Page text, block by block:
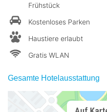
Frühstück
Kostenloses Parken
Haustiere erlaubt
Gratis WLAN
Gesamte Hotelausstattung